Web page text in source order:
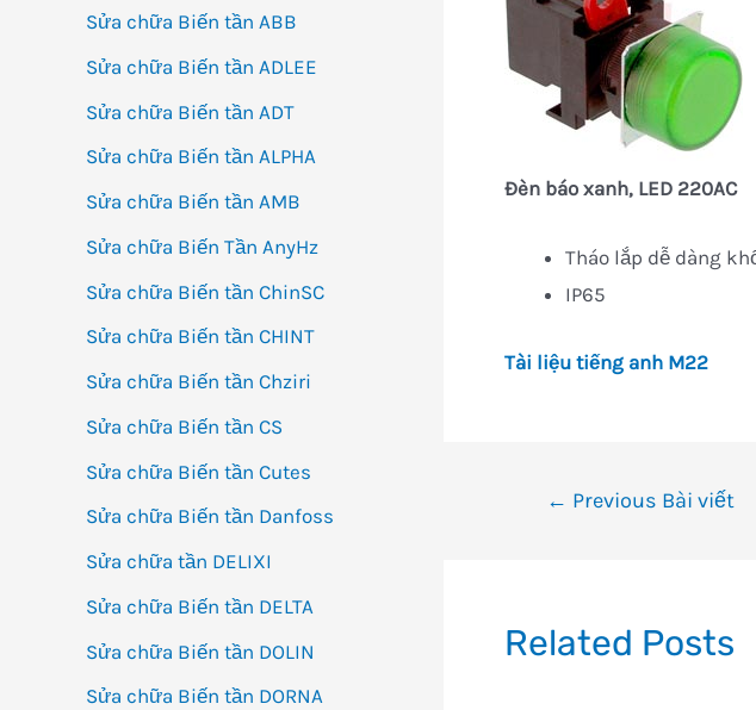
Sửa chữa Biến tần ABB
Sửa chữa Biến tần ADLEE
Sửa chữa Biến tần ADT
Sửa chữa Biến tần ALPHA
Sửa chữa Biến tần AMB
Sửa chữa Biến Tần AnyHz
Sửa chữa Biến tần ChinSC
Sửa chữa Biến tần CHINT
Sửa chữa Biến tần Chziri
Sửa chữa Biến tần CS
Sửa chữa Biến tần Cutes
Sửa chữa Biến tần Danfoss
Sửa chữa tần DELIXI
Sửa chữa Biến tần DELTA
Sửa chữa Biến tần DOLIN
Sửa chữa Biến tần DORNA
Đèn báo xanh, LED 220AC
Tháo lắp dễ dàng
IP65
Tài liệu tiếng anh M22
Điều← Previous Bài viết
Related Posts